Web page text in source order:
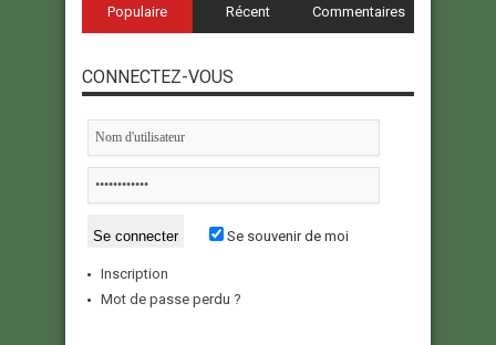
Populaire Récent Commentaires
CONNECTEZ-VOUS
Se souvenir de moi
Inscription
Mot de passe perdu ?